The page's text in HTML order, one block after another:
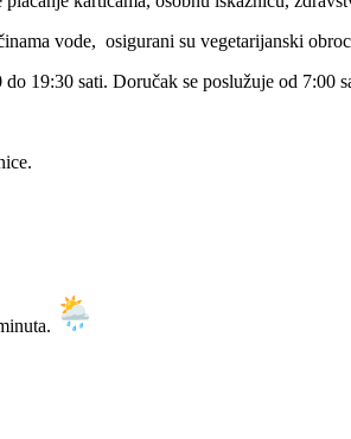
vode, osigurani su vegetarijanski
do 19:30 sati. Doručak se poslužuje od 7:00